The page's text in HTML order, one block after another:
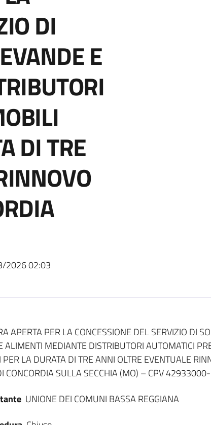
DI
E
DI TRE
2026 02:03
bando
APERTA PER LA CONCESSIONE DEL SERVIZIO DI
ALIMENTI MEDIANTE DISTRIBUTORI AUTOMATICI
LA DURATA DI TRE ANNI OLTRE EVENTUALE
CONCORDIA SULLA SECCHIA (MO) – CPV
UNIONE DEI COMUNI BASSA REGGIANA